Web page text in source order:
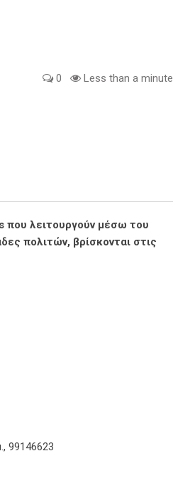
0 Less than a minute
που λειτουργούν μέσω του
πολιτών, βρίσκονται στις
99146623